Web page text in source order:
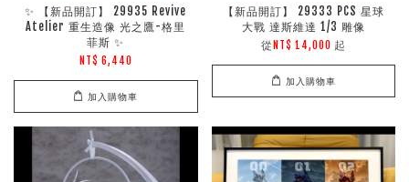
✨ 【新品開訂】 29935 Revive
Atelier 重生造像 光之鷹-格里
菲斯 ✨
NT$ 6,440
加入購物車
【新品開訂】 29333 PCS 星球
大戰 達斯維達 1/3 雕像
從 NT$ 14,000 起
加入購物車